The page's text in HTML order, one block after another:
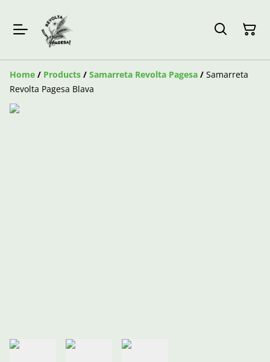
Home / Products / Samarreta Revolta Pagesa / Samarreta
Revolta Pagesa Blava